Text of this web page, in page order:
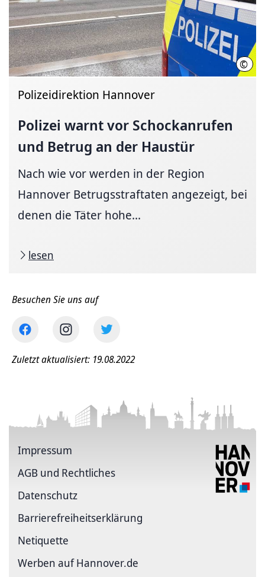
©
Polizeidirektion Hannover
Polizei warnt vor Schock­an­ru­fen
und Betrug an der Haus­tür
Nach wie vor werden in der Region
Hannover Betrugsstraftaten angezeigt, bei
denen die Täter hohe...
lesen
Besuchen Sie uns auf
Zuletzt aktualisiert: 19.08.2022
Impressum
AGB und Rechtliches
Datenschutz
Barriere­freiheits­erklärung
Netiquette
Werben auf Hannover.de